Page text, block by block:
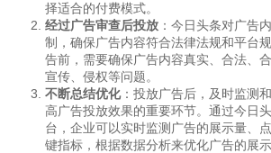
择适合的付费模式。
经过广告审查后投放 ：今日头条对广告
制，确保广告内容符合法律法规和平台
告前，需要确保广告内容真实、合法、
宣传、侵权等问题。
不断总结优化：投放广告后，及时监测
高广告投放效果的重要环节。通过今日
台，企业可以实时监测广告的展示量、
键指标，根据数据分析来优化广告的展